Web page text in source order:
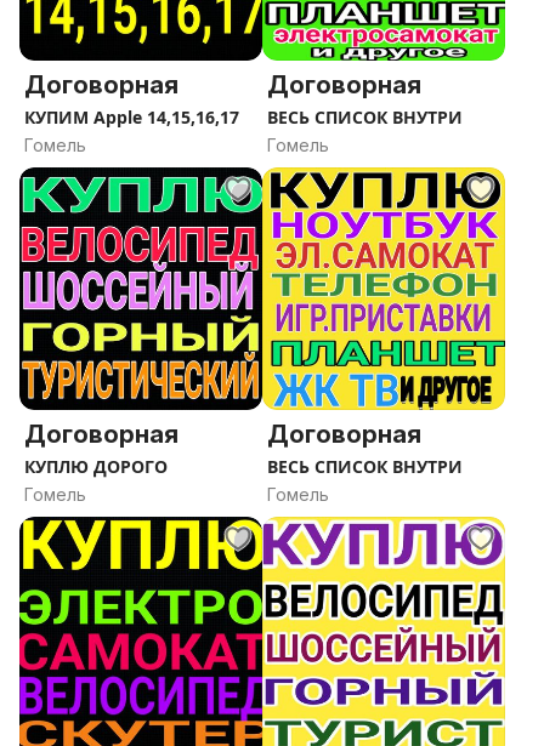
Договорная
КУПИМ Apple 14,15,16,17
Гомель
Договорная
ВЕСЬ СПИСОК ВНУТРИ
Гомель
Договорная
КУПЛЮ ДОРОГО
Гомель
Договорная
ВЕСЬ СПИСОК ВНУТРИ
Гомель